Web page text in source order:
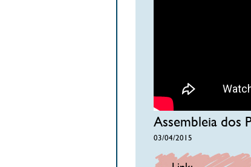
Assembleia dos
03/04/2015